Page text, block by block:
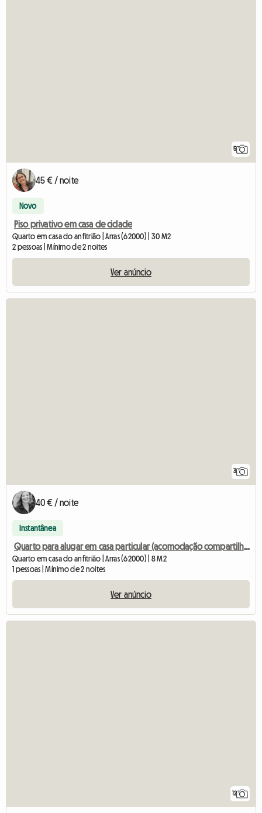
5
45 € / noite
Novo
Piso privativo em casa de cidade
Quarto em casa do anfitrião | Arras (62000) | 30 M2
2 pessoas | Mínimo de 2 noites
Ver anúncio
3
40 € / noite
Instantânea
Quarto para alugar em casa particular (acomodação compartilhada)
Quarto em casa do anfitrião | Arras (62000) | 8 M2
1 pessoas | Mínimo de 2 noites
Ver anúncio
12